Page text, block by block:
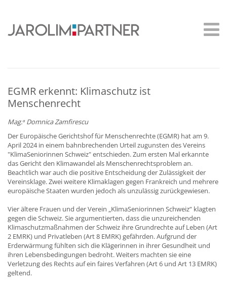
EGMR erkennt: Klimaschutz ist
Menschenrecht
Mag.ᵃ Domnica Zamfirescu
Der Europäische Gerichtshof für Menschenrechte (EGMR) hat am 9.
April 2024 in einem bahnbrechenden Urteil zugunsten des Vereins
"KlimaSeniorinnen Schweiz" entschieden. Zum ersten Mal erkannte
das Gericht den Klimawandel als Menschenrechtsproblem an.
Beachtlich war auch die positive Entscheidung der Zulässigkeit der
Vereinsklage. Zwei weitere Klimaklagen gegen Frankreich und mehrere
europäische Staaten wurden jedoch als unzulässig zurückgewiesen.
Vier ältere Frauen und der Verein „KlimaSeniorinnen Schweiz“ klagten
gegen die Schweiz. Sie argumentierten, dass die unzureichenden
Klimaschutzmaßnahmen der Schweiz ihre Grundrechte auf Leben (Art
2 EMRK) und Privatleben (Art 8 EMRK) gefährden. Aufgrund der
Erderwärmung fühlten sich die Klägerinnen in ihrer Gesundheit und
ihren Lebensbedingungen bedroht. Weiters machten sie eine
Verletzung des Rechts auf ein faires Verfahren (Art 6 und Art 13 EMRK)
geltend.